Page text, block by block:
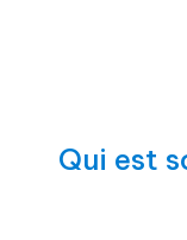
Qui est